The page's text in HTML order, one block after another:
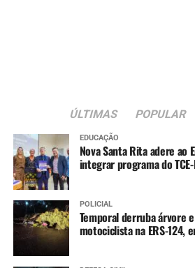
ÚLTIMAS POPULAR
EDUCAÇÃO
Nova Santa Rita adere ao
integrar programa do
POLICIAL
Temporal derruba árvore
motociclista na ERS-124,